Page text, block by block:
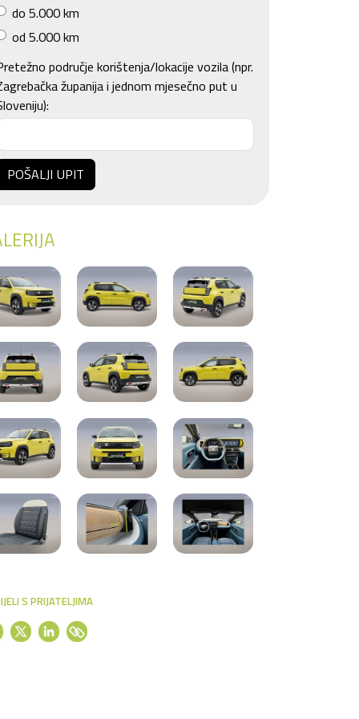
do 5.000 km
od 5.000 km
područje korištenja/lokacije vozila (npr.
županija i jednom mjesečno put u
POŠALJI UPIT
S PRIJATELJIMA